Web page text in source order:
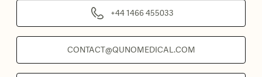
+44 1466 455033
CONTACT@QUNOMEDICAL.COM